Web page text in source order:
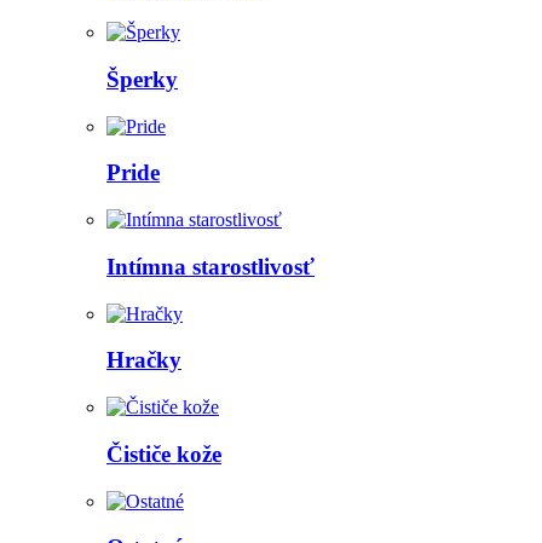
Šperky
Pride
Intímna starostlivosť
Hračky
Čističe kože